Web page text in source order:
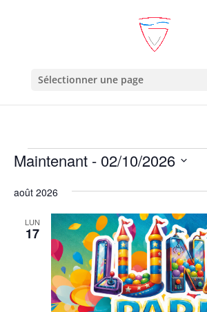
Sélectionner une page
Évènements
Maintenant - 02/10/2026
une
août 2026
LUN
17